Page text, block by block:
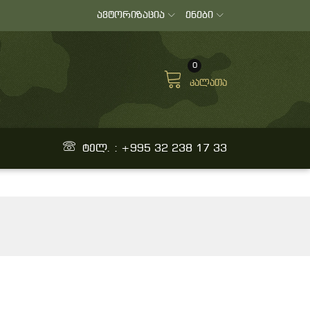
ავტორიზაცია ენები
0
კალათა
ტელ. : +995 32 238 17 33